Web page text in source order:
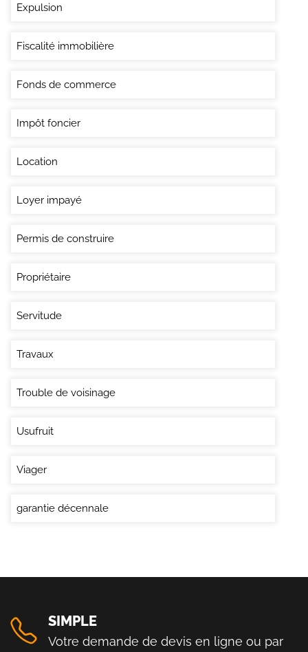
Expulsion
Fiscalité immobilière
Fonds de commerce
Impôt foncier
Location
Loyer impayé
Permis de construire
Propriétaire
Servitude
Travaux
Trouble de voisinage
Usufruit
Viager
garantie décennale
SIMPLE
Votre demande de devis en ligne ou par